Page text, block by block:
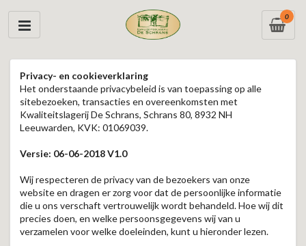
0
Privacy- en cookieverklaring
Het onderstaande privacybeleid is van toepassing op alle
sitebezoeken, transacties en overeenkomsten met
Kwaliteitslagerij De Schrans, Schrans 80, 8932 NH
Leeuwarden, KVK: 01069039.
Versie: 06-06-2018 V1.0
Wij respecteren de privacy van de bezoekers van onze
website en dragen er zorg voor dat de persoonlijke informatie
die u ons verschaft vertrouwelijk wordt behandeld. Hoe wij dit
precies doen, en welke persoonsgegevens wij van u
verzamelen voor welke doeleinden, kunt u hieronder lezen.